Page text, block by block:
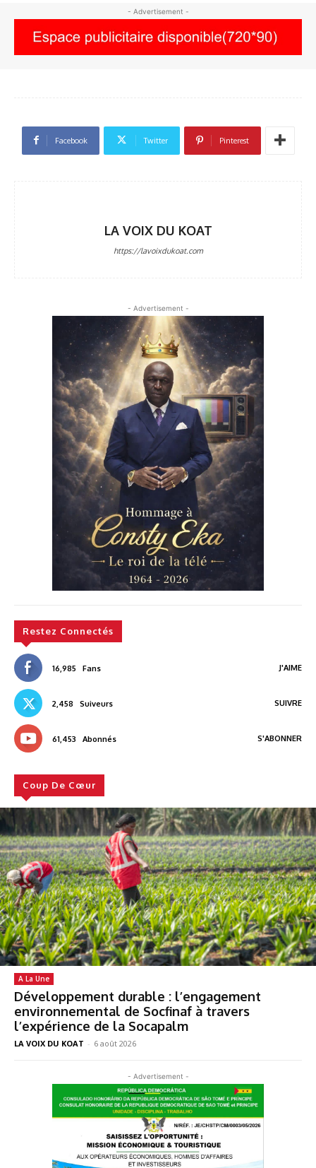
- Advertisement -
Facebook Twitter Pinterest
LA VOIX DU KOAT
https://lavoixdukoat.com
- Advertisement -
Restez Connectés
16,985 Fans J'AIME
2,458 Suiveurs SUIVRE
61,453 Abonnés S'ABONNER
Coup De Cœur
A La Une
Développement durable : l’engagement
environnemental de Socfinaf à travers
l’expérience de la Socapalm
LA VOIX DU KOAT - 6 août 2026
- Advertisement -